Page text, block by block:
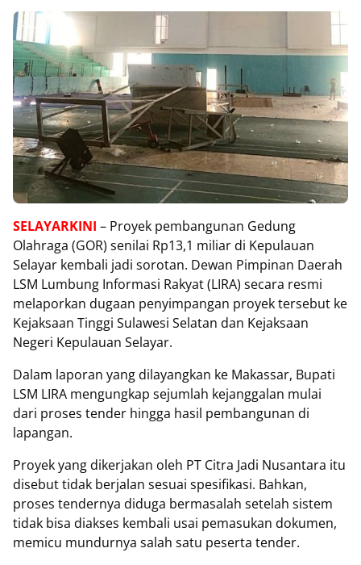
SELAYARKINI – Proyek pembangunan Gedung
Olahraga (GOR) senilai Rp13,1 miliar di Kepulauan
Selayar kembali jadi sorotan. Dewan Pimpinan Daerah
LSM Lumbung Informasi Rakyat (LIRA) secara resmi
melaporkan dugaan penyimpangan proyek tersebut ke
Kejaksaan Tinggi Sulawesi Selatan dan Kejaksaan
Negeri Kepulauan Selayar.
‎Dalam laporan yang dilayangkan ke Makassar, Bupati
LSM LIRA mengungkap sejumlah kejanggalan mulai
dari proses tender hingga hasil pembangunan di
lapangan.
‎Proyek yang dikerjakan oleh PT Citra Jadi Nusantara itu
disebut tidak berjalan sesuai spesifikasi. Bahkan,
proses tendernya diduga bermasalah setelah sistem
tidak bisa diakses kembali usai pemasukan dokumen,
memicu mundurnya salah satu peserta tender.